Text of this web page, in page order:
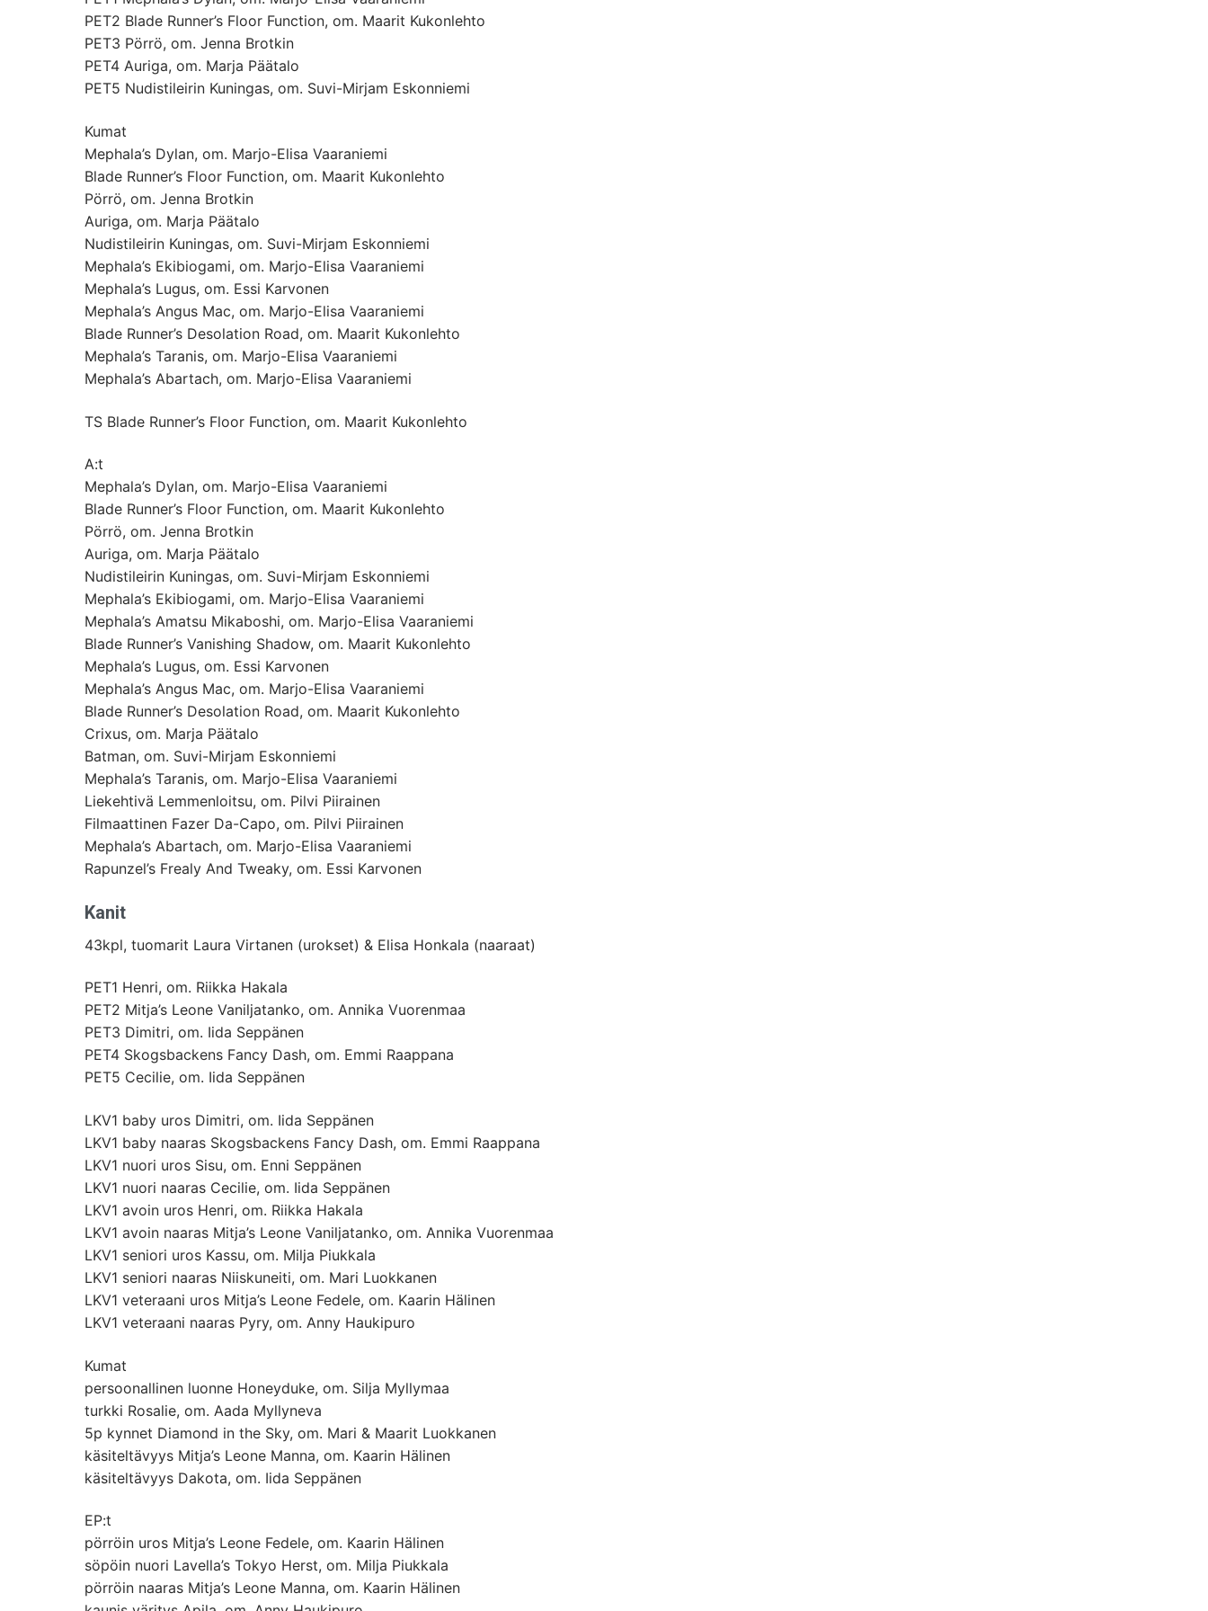
PET2 Blade Runner’s Floor Function, om. Maarit Kukonlehto
PET3 Pörrö, om. Jenna Brotkin
PET4 Auriga, om. Marja Päätalo
PET5 Nudistileirin Kuningas, om. Suvi-Mirjam Eskonniemi
Kumat
Mephala’s Dylan, om. Marjo-Elisa Vaaraniemi
Blade Runner’s Floor Function, om. Maarit Kukonlehto
Pörrö, om. Jenna Brotkin
Auriga, om. Marja Päätalo
Nudistileirin Kuningas, om. Suvi-Mirjam Eskonniemi
Mephala’s Ekibiogami, om. Marjo-Elisa Vaaraniemi
Mephala’s Lugus, om. Essi Karvonen
Mephala’s Angus Mac, om. Marjo-Elisa Vaaraniemi
Blade Runner’s Desolation Road, om. Maarit Kukonlehto
Mephala’s Taranis, om. Marjo-Elisa Vaaraniemi
Mephala’s Abartach, om. Marjo-Elisa Vaaraniemi
TS Blade Runner’s Floor Function, om. Maarit Kukonlehto
A:t
Mephala’s Dylan, om. Marjo-Elisa Vaaraniemi
Blade Runner’s Floor Function, om. Maarit Kukonlehto
Pörrö, om. Jenna Brotkin
Auriga, om. Marja Päätalo
Nudistileirin Kuningas, om. Suvi-Mirjam Eskonniemi
Mephala’s Ekibiogami, om. Marjo-Elisa Vaaraniemi
Mephala’s Amatsu Mikaboshi, om. Marjo-Elisa Vaaraniemi
Blade Runner’s Vanishing Shadow, om. Maarit Kukonlehto
Mephala’s Lugus, om. Essi Karvonen
Mephala’s Angus Mac, om. Marjo-Elisa Vaaraniemi
Blade Runner’s Desolation Road, om. Maarit Kukonlehto
Crixus, om. Marja Päätalo
Batman, om. Suvi-Mirjam Eskonniemi
Mephala’s Taranis, om. Marjo-Elisa Vaaraniemi
Liekehtivä Lemmenloitsu, om. Pilvi Piirainen
Filmaattinen Fazer Da-Capo, om. Pilvi Piirainen
Mephala’s Abartach, om. Marjo-Elisa Vaaraniemi
Rapunzel’s Frealy And Tweaky, om. Essi Karvonen
Kanit
43kpl, tuomarit Laura Virtanen (urokset) & Elisa Honkala (naaraat)
PET1 Henri, om. Riikka Hakala
PET2 Mitja’s Leone Vaniljatanko, om. Annika Vuorenmaa
PET3 Dimitri, om. Iida Seppänen
PET4 Skogsbackens Fancy Dash, om. Emmi Raappana
PET5 Cecilie, om. Iida Seppänen
LKV1 baby uros Dimitri, om. Iida Seppänen
LKV1 baby naaras Skogsbackens Fancy Dash, om. Emmi Raappana
LKV1 nuori uros Sisu, om. Enni Seppänen
LKV1 nuori naaras Cecilie, om. Iida Seppänen
LKV1 avoin uros Henri, om. Riikka Hakala
LKV1 avoin naaras Mitja’s Leone Vaniljatanko, om. Annika Vuorenmaa
LKV1 seniori uros Kassu, om. Milja Piukkala
LKV1 seniori naaras Niiskuneiti, om. Mari Luokkanen
LKV1 veteraani uros Mitja’s Leone Fedele, om. Kaarin Hälinen
LKV1 veteraani naaras Pyry, om. Anny Haukipuro
Kumat
persoonallinen luonne Honeyduke, om. Silja Myllymaa
turkki Rosalie, om. Aada Myllyneva
5p kynnet Diamond in the Sky, om. Mari & Maarit Luokkanen
käsiteltävyys Mitja’s Leone Manna, om. Kaarin Hälinen
käsiteltävyys Dakota, om. Iida Seppänen
EP:t
pörröin uros Mitja’s Leone Fedele, om. Kaarin Hälinen
söpöin nuori Lavella’s Tokyo Herst, om. Milja Piukkala
pörröin naaras Mitja’s Leone Manna, om. Kaarin Hälinen